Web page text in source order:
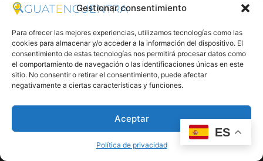
Gestionar consentimiento
Para ofrecer las mejores experiencias, utilizamos tecnologías como las
cookies para almacenar y/o acceder a la información del dispositivo. El
consentimiento de estas tecnologías nos permitirá procesar datos como
el comportamiento de navegación o las identificaciones únicas en este
sitio. No consentir o retirar el consentimiento, puede afectar
negativamente a ciertas características y funciones.
Aceptar
Política de privacidad
Entrar
ES